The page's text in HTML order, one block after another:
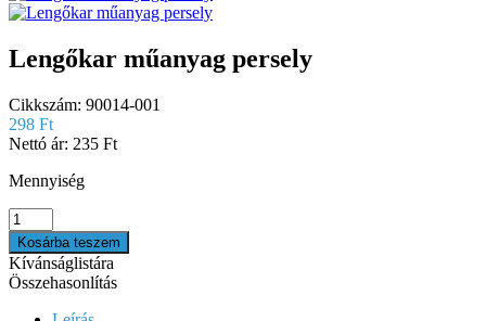
Lengőkar műanyag persely
Cikkszám: 90014-001
298 Ft
Nettó ár: 235 Ft
Mennyiség
Kívánságlistára
Összehasonlítás